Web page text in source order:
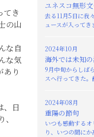
てき
の山
な自
な気
り
、日
ユネスコ無形
去る11月5日に我
ュースが入ってき
2024年10月
海外では未知
9月中旬からしば
スへ行ってきた。
2024年08月
重陽の節句
いつも感動する
り、いつの間に